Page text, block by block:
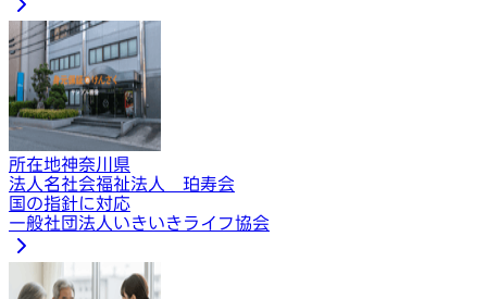
所在地神奈川県
法人名社会福祉法人 珀寿会
国の指針に対応
一般社団法人いきいきライフ協会